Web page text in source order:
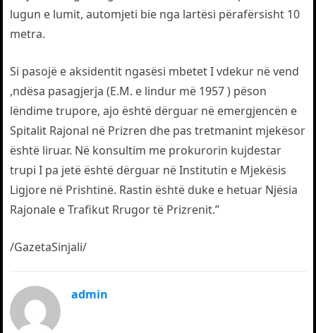
lugun e lumit, automjeti bie nga lartësi përafërsisht 10
metra.
Si pasojë e aksidentit ngasësi mbetet I vdekur në vend
,ndësa pasagjerja (E.M. e lindur më 1957 ) pëson
lëndime trupore, ajo është dërguar në emergjencën e
Spitalit Rajonal në Prizren dhe pas tretmanint mjekësor
është liruar. Në konsultim me prokurorin kujdestar
trupi I pa jetë është dërguar në Institutin e Mjekësis
Ligjore në Prishtinë. Rastin është duke e hetuar Njësia
Rajonale e Trafikut Rrugor të Prizrenit.”
/GazetaSinjali/
admin